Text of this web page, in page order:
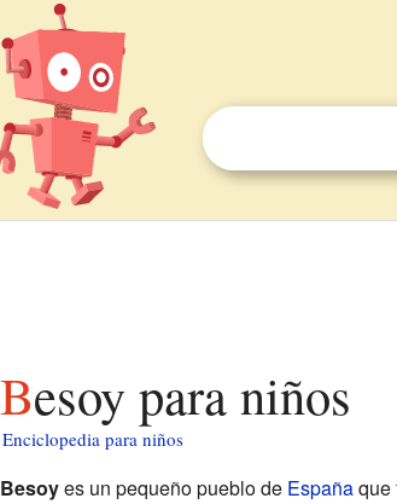
Besoy para niños
Enciclopedia para niños
Besoyes un pequeño pueblo de Españaque